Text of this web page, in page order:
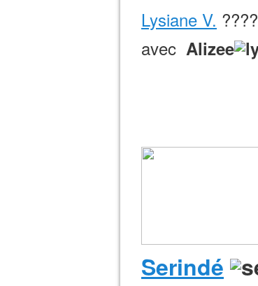
Lysiane V. ????
avec Alizee
Serindé